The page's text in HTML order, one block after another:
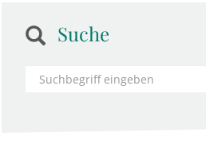
Suche